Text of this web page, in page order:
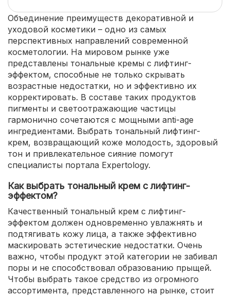
Объединение преимуществ декоративной и
уходовой косметики – одно из самых
перспективных направлений современной
косметологии. На мировом рынке уже
представлены тональные кремы с лифтинг-
эффектом, способные не только скрывать
возрастные недостатки, но и эффективно их
корректировать. В составе таких продуктов
пигменты и светоотражающие частицы
гармонично сочетаются с мощными anti-age
ингредиентами. Выбрать тональный лифтинг-
крем, возвращающий коже молодость, здоровый
тон и привлекательное сияние помогут
специалисты портала Expertology.
Как выбрать тональный крем с лифтинг-
эффектом?
Качественный тональный крем с лифтинг-
эффектом должен одновременно увлажнять и
подтягивать кожу лица, а также эффективно
маскировать эстетические недостатки. Очень
важно, чтобы продукт этой категории не забивал
поры и не способствовал образованию прыщей.
Чтобы выбрать такое средство из огромного
ассортимента, представленного на рынке, стоит